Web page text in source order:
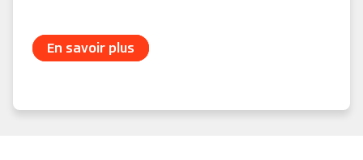
En savoir plus